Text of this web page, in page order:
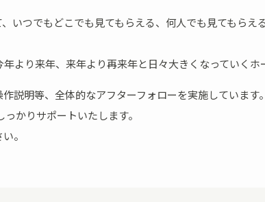
いつでもどこでも見てもらえる、何人でも見てもら
より来年、来年より再来年と日々大きくなっていく
説明等、全体的なアフターフォローを実施しています
かりサポートいたします。
。